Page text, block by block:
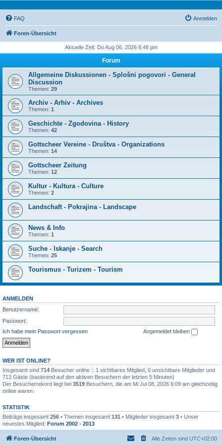
FAQ Anmelden
Foren-Übersicht
Aktuelle Zeit: Do Aug 06, 2026 6:48 pm
Forum
Allgemeine Diskussionen - Splošni pogovori - General
Discussion
Themen: 29
Archiv - Arhiv - Archives
Themen: 1
Geschichte - Zgodovina - History
Themen: 42
Gottscheer Vereine - Društva - Organizations
Themen: 14
Gottscheer Zeitung
Themen: 12
Kultur - Kultura - Culture
Themen: 2
Landschaft - Pokrajina - Landscape
News & Info
Themen: 1
Suche - Iskanje - Search
Themen: 25
Tourismus - Turizem - Tourism
ANMELDEN
Benutzername:
Passwort:
Ich habe mein Passwort vergessen
Angemeldet bleiben
WER IST ONLINE?
Insgesamt sind 714 Besucher online :: 1 sichtbares Mitglied, 0 unsichtbare Mitglieder und
713 Gäste (basierend auf den aktiven Besuchern der letzten 5 Minuten)
Der Besucherrekord liegt bei 3519 Besuchern, die am Mi Jul 08, 2026 6:09 am gleichzeitig
online waren.
STATISTIK
Beiträge insgesamt 256 • Themen insgesamt 131 • Mitglieder insgesamt 3 • Unser
neuestes Mitglied: Forum 2002 - 2013
Foren-Übersicht Alle Zeiten sind UTC+02:00